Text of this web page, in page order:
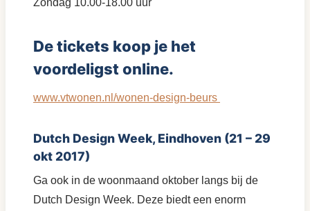
De tickets koop je het
voordeligst online.
www.vtwonen.nl/wonen-design-beurs
Dutch Design Week, Eindhoven (21 – 29
okt 2017)
Ga ook in de woonmaand oktober langs bij de
Dutch Design Week. Deze biedt een enorm